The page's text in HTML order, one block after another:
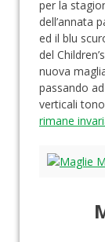
per la
dell’annata
ed il blu
del
nuova
passando
verticali
rimane